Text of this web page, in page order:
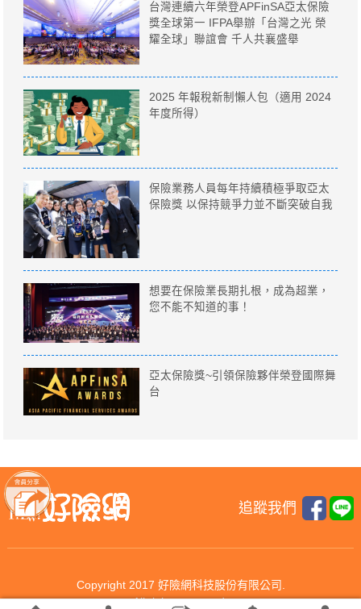
台灣連續六年榮登APFinSA亞太保險
獎全球第一 IFPA舉辦「台灣之光 榮
耀全球」聯誼會 千人共襄盛舉
2025 年報稅新制懶人包（適用 2024
年度所得）
保險業務人員每年持續積極爭取亞太
保險獎 以保持競爭力並不斷突破自我
想要在保險業長期扎根，成為超業，
您不能不知道的事！
亞太保險獎~引領保險夥伴榮登國際舞
台
追蹤我們
Copyright 2017 好險網科技股份有限公司.
All rights reserved.